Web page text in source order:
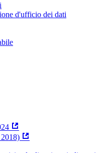
d'ufficio dei dati